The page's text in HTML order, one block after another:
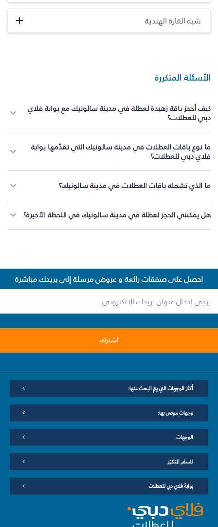
شبه القارة الهندية
الأسئلة المتكررة
كيف أحجز باقة زهيدة لعطلة في مدينة سالونيك مع بوابة فلاي
دبي للعطلات؟
ما نوع باقات العطلات في مدينة سالونيك التي تقدّمها بوابة
فلاي دبي للعطلات؟
ما الذي تشمله باقات العطلات في مدينة سالونيك؟
هل يمكنني الحجز لعطلة في مدينة سالونيك في اللحظة الأخيرة؟
احصل على صفقات رائعة و عروض مرسلة إلى بريدك مباشرة
اشترك
أكثر الوجهات التي يتم البحث عنها:
وجهات موصى بها:
الوجهات
للسفر المتكرّر
بوابة فلاي دبي للعطلات